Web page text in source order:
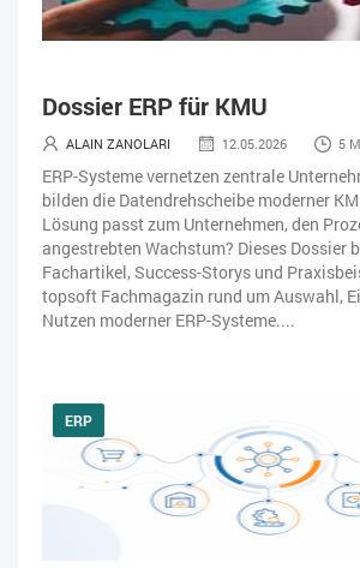
Dossier ERP für KMU
ALAIN ZANOLARI 12.05.2026 5
ERP-Systeme vernetzen zentrale
bilden die Datendrehscheibe moderner
Lösung passt zum Unternehmen, den
angestrebten Wachstum? Dieses Dossier
Fachartikel, Success-Storys und
topsoft Fachmagazin rund um Auswahl,
Nutzen moderner ERP-Systeme....
ERP